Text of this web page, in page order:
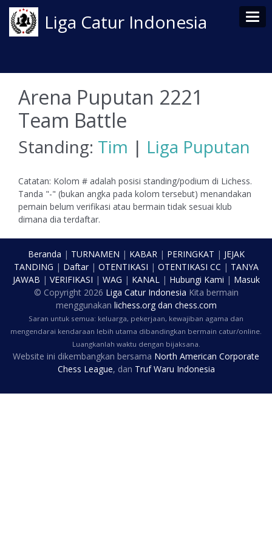
Liga Catur Indonesia
Arena Puputan 2221
Team Battle
Standing: Tim | Liga Puputan
Catatan: Kolom # adalah posisi standing/podium di Lichess.
Tanda "-" (bukan angka pada kolom tersebut) menandakan
pemain belum verifikasi atau bermain tidak sesuai klub
dimana dia terdaftar.
Beranda | TURNAMEN | KABAR| PERINGKAT | JEJAK
TANDING | Daftar| OTENTIKASI | OTENTIKASI CC | TANYA
JAWAB | VERIFIKASI | WAG | KANAL| Hubungi Kami | Masuk
© Copyright 2026 Liga Catur Indonesia Kita bermain
menggunakan lichess.orgdan chess.com
Saran untuk semua: keluarga, pekerjaan, kewajiban agama dan
mengendarai kendaraan lebih utama dibandingkan bermain catur/online.
Luangkanlah waktu dengan bijaksana.
Website ini dikembangkan bersama North American Corporate
Chess League, dan Truf Waru Indonesia